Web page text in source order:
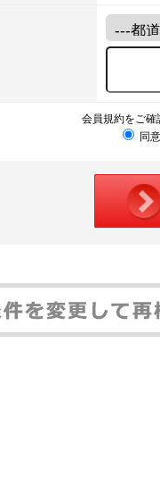
会員規約をご確
同